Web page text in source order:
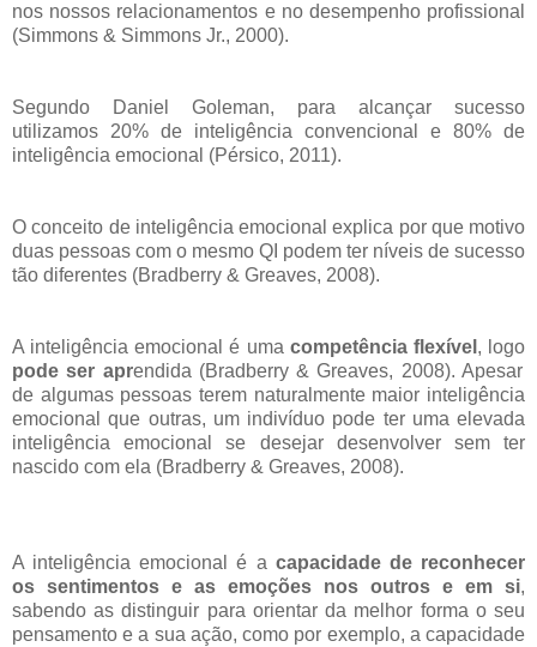
nos nossos relacionamentos e no desempenho profissional
(Simmons & Simmons Jr., 2000).
Segundo Daniel Goleman, para alcançar sucesso
utilizamos 20% de inteligência convencional e 80% de
inteligência emocional (Pérsico, 2011).
O conceito de inteligência emocional explica por que motivo
duas pessoas com o mesmo QI podem ter níveis de sucesso
tão diferentes (Bradberry & Greaves, 2008).
A inteligência emocional é uma competência flexível , logo
pode ser aprendida (Bradberry & Greaves, 2008). Apesar
de algumas pessoas terem naturalmente maior inteligência
emocional que outras, um indivíduo pode ter uma elevada
inteligência emocional se desejar desenvolver sem ter
nascido com ela (Bradberry & Greaves, 2008).
A inteligência emocional é a capacidade de reconhecer
os sentimentos e as emoções nos outros e em si,
sabendo as distinguir para orientar da melhor forma o seu
pensamento e a sua ação, como por exemplo, a capacidade